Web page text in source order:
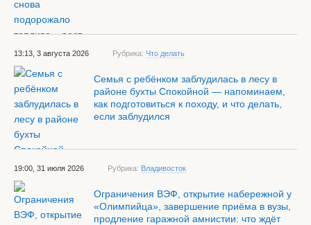
13:13, 3 августа 2026 Рубрика: Что делать
Семья с ребёнком заблудилась в лесу в
районе бухты Спокойной — напоминаем,
как подготовиться к походу, и что делать,
если заблудился
19:00, 31 июля 2026 Рубрика: Владивосток
Ограничения ВЭФ, открытие набережной у
«Олимпийца», завершение приёма в вузы,
продление гаражной амнистии: что ждёт